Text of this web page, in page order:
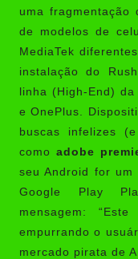
uma fragmentação
de modelos de
MediaTek
instalação do
linha (High-End)
e OnePlus.
buscas infelizes
comoadobe
seu Android for um
Google Play
mensagem:
empurrando o
mercado pirata de